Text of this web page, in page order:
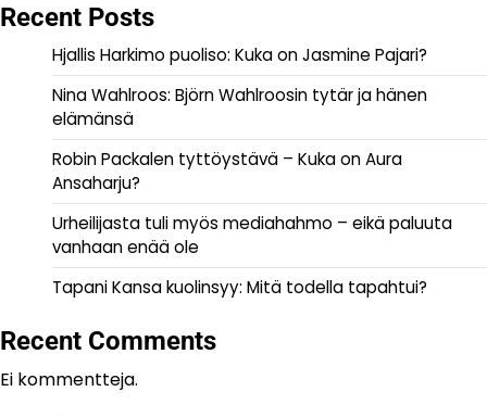
Recent Posts
Hjallis Harkimo puoliso: Kuka on Jasmine Pajari?
Nina Wahlroos: Björn Wahlroosin tytär ja hänen
elämänsä
Robin Packalen tyttöystävä – Kuka on Aura
Ansaharju?
Urheilijasta tuli myös mediahahmo – eikä paluuta
vanhaan enää ole
Tapani Kansa kuolinsyy: Mitä todella tapahtui?
Recent Comments
Ei kommentteja.